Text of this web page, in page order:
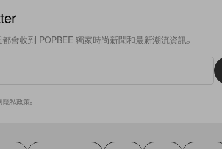
會收到 POPBEE 獨家時尚新聞和最新潮流資訊。
隱私政策。